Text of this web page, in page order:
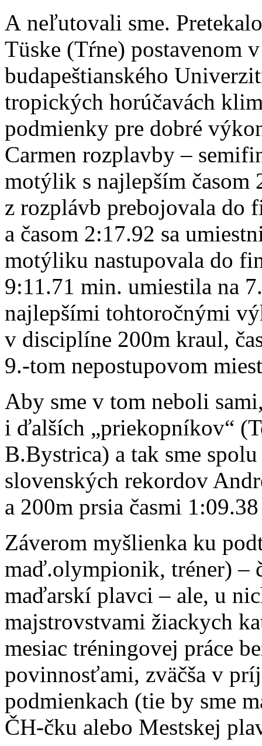
A neľutovali sme.
Tüske (Tŕne) postavenom
budapeštianského
tropických horúčavách
podmienky pre dobré
Carmen rozplavby –
motýlik s najlepším časom
z rozplávb prebojovala
a časom 2:17.92 sa
motýliku nastupovala do
9:11.71 min. umiestila na
najlepšími tohtoročnými
v disciplíne 200m kraul,
9.-tom nepostupovom
Aby sme v tom neboli
i ďalších „priekopníkov“
B.Bystrica) a tak sme
slovenských rekordov
a 200m prsia časmi
Záverom myšlienka ku
maď.olympionik, tréner) –
maďarskí plavci – ale, u
majstrovstvami žiackych
mesiac tréningovej práce
povinnosťami, zväčša v
podmienkach (tie by sme
ČH-čku alebo Mestskej